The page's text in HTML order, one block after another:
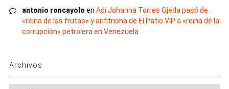
antonio roncayolo en Así Johanna Torres Ojeda pasó de
«reina de las frutas» y anfitriona de El Patio VIP a «reina de la
corrupción» petrolera en Venezuela
Archivos